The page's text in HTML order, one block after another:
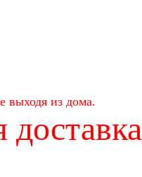
выходя из дома.
доставка